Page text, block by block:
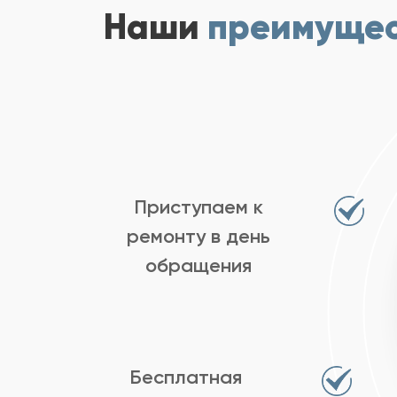
Наши
Приступаем к
ремонту в день
обращения
Бесплатная